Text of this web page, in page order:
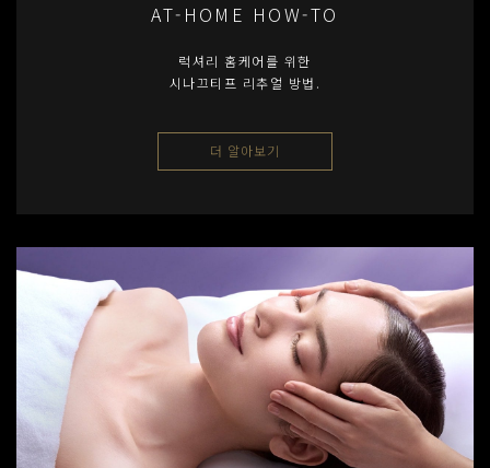
AT-HOME HOW-TO
럭셔리 홈케어를 위한
시나끄티프 리추얼 방법.
더 알아보기